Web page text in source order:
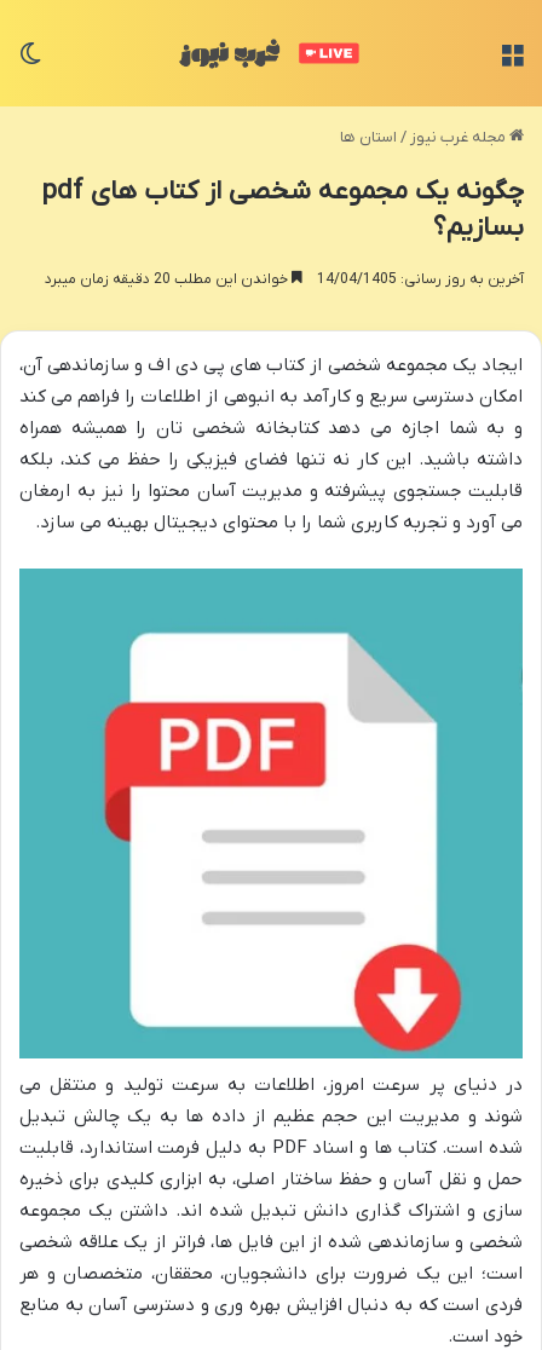
مجله غرب نیوز / استان ها
چگونه یک مجموعه شخصی از کتاب های pdf
بسازیم؟
آخرین به روز رسانی: 14/04/1405 خواندن این مطلب 20 دقیقه زمان میبرد
ایجاد یک مجموعه شخصی از کتاب های پی دی اف و سازماندهی آن،
امکان دسترسی سریع و کارآمد به انبوهی از اطلاعات را فراهم می کند
و به شما اجازه می دهد کتابخانه شخصی تان را همیشه همراه
داشته باشید. این کار نه تنها فضای فیزیکی را حفظ می کند، بلکه
قابلیت جستجوی پیشرفته و مدیریت آسان محتوا را نیز به ارمغان
می آورد و تجربه کاربری شما را با محتوای دیجیتال بهینه می سازد.
در دنیای پر سرعت امروز، اطلاعات به سرعت تولید و منتقل می
شوند و مدیریت این حجم عظیم از داده ها به یک چالش تبدیل
شده است. کتاب ها و اسناد PDF به دلیل فرمت استاندارد، قابلیت
حمل و نقل آسان و حفظ ساختار اصلی، به ابزاری کلیدی برای ذخیره
سازی و اشتراک گذاری دانش تبدیل شده اند. داشتن یک مجموعه
شخصی و سازماندهی شده از این فایل ها، فراتر از یک علاقه شخصی
است؛ این یک ضرورت برای دانشجویان، محققان، متخصصان و هر
فردی است که به دنبال افزایش بهره وری و دسترسی آسان به منابع
خود است.